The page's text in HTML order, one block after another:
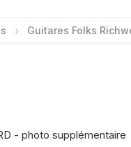
Guitares Folks